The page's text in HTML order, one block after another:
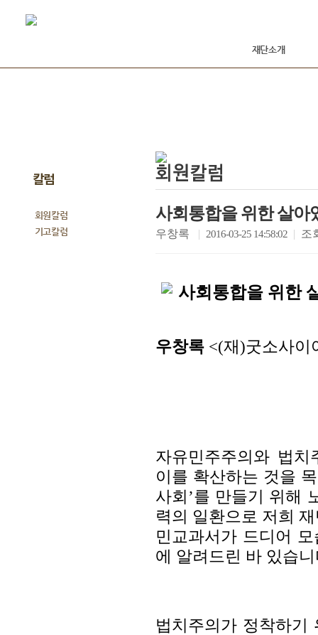
재단소개
칼럼
회원칼럼
기고칼럼
사회통합을 위한 살아
우창록 | 2016-03-25 14:58:02| 조
사회통합을 위한
우창록 <(재)굿소사이
자유민주주의와 법
이를 확산하는 것을
사회’를 만들기 위해
력의 일환으로 저희
민교과서가 드디어
에 알려드린 바 있습
법치주의가 정착하기